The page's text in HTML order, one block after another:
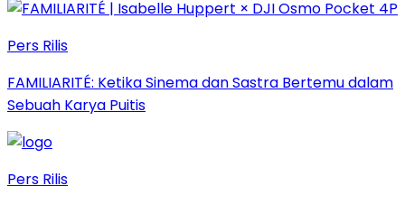
Pers Rilis
FAMILIARITÉ: Ketika Sinema dan Sastra Bertemu dalam
Sebuah Karya Puitis
Pers Rilis